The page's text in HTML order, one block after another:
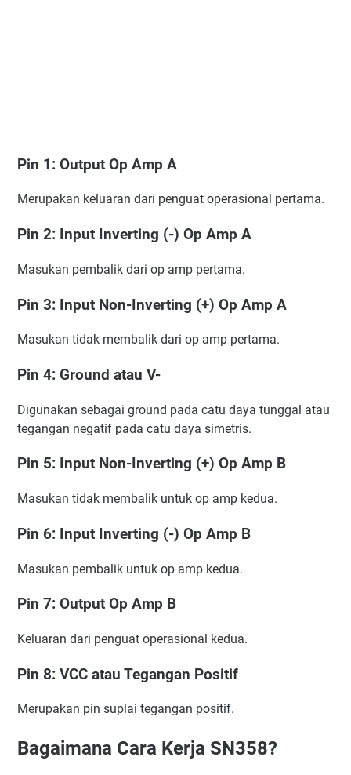
Pin 1: Output Op Amp A
Merupakan keluaran dari penguat operasional pertama.
Pin 2: Input Inverting (-) Op Amp A
Masukan pembalik dari op amp pertama.
Pin 3: Input Non-Inverting (+) Op Amp A
Masukan tidak membalik dari op amp pertama.
Pin 4: Ground atau V-
Digunakan sebagai ground pada catu daya tunggal atau
tegangan negatif pada catu daya simetris.
Pin 5: Input Non-Inverting (+) Op Amp B
Masukan tidak membalik untuk op amp kedua.
Pin 6: Input Inverting (-) Op Amp B
Masukan pembalik untuk op amp kedua.
Pin 7: Output Op Amp B
Keluaran dari penguat operasional kedua.
Pin 8: VCC atau Tegangan Positif
Merupakan pin suplai tegangan positif.
Bagaimana Cara Kerja SN358?